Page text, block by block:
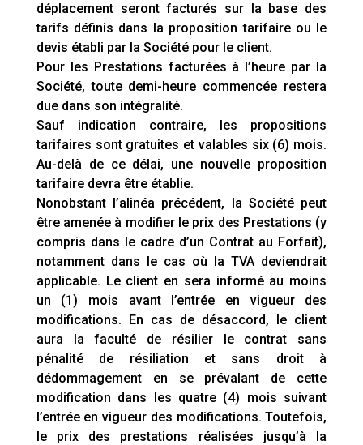
déplacement seront facturés sur la base des
tarifs définis dans la proposition tarifaire ou le
devis établi par la Société pour le client.
Pour les Prestations facturées à l’heure par la
Société, toute demi-heure commencée restera
due dans son intégralité.
Sauf indication contraire, les propositions
tarifaires sont gratuites et valables six (6) mois.
Au-delà de ce délai, une nouvelle proposition
tarifaire devra être établie.
Nonobstant l’alinéa précédent, la Société peut
être amenée à modifier le prix des Prestations (y
compris dans le cadre d’un Contrat au Forfait),
notamment dans le cas où la TVA deviendrait
applicable. Le client en sera informé au moins
un (1) mois avant l’entrée en vigueur des
modifications. En cas de désaccord, le client
aura la faculté de résilier le contrat sans
pénalité de résiliation et sans droit à
dédommagement en se prévalant de cette
modification dans les quatre (4) mois suivant
l’entrée en vigueur des modifications. Toutefois,
le prix des prestations réalisées jusqu’à la